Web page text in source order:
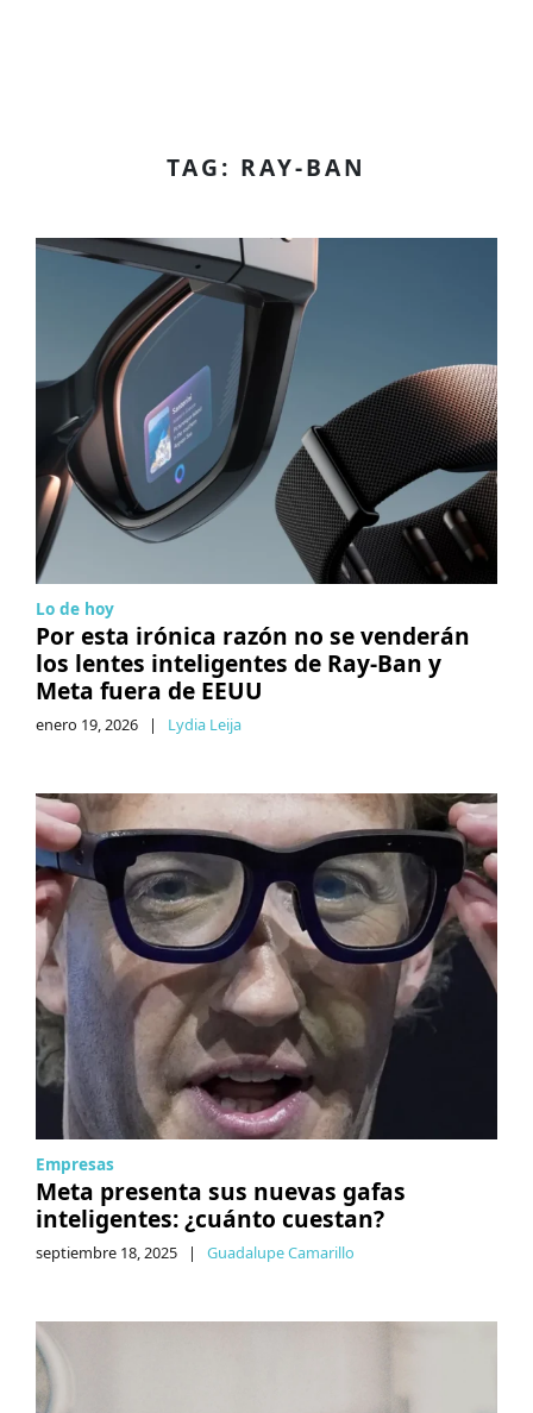
TAG: RAY-BAN
Lo de hoy
Por esta irónica razón no se venderán
los lentes inteligentes de Ray-Ban y
Meta fuera de EEUU
enero 19, 2026 | Lydia Leija
Empresas
Meta presenta sus nuevas gafas
inteligentes: ¿cuánto cuestan?
septiembre 18, 2025 | Guadalupe Camarillo